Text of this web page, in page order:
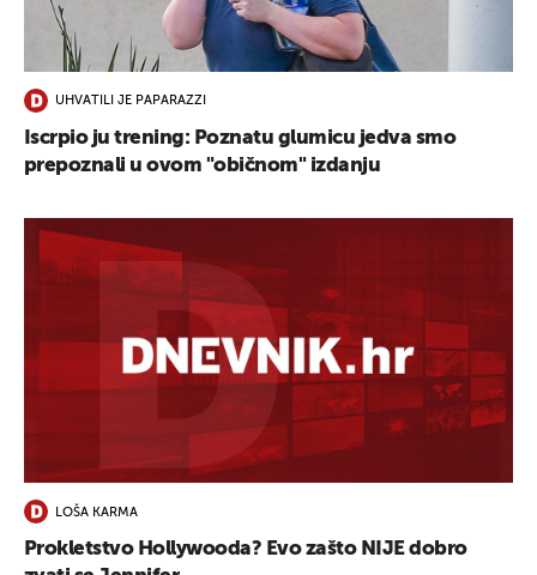
UHVATILI JE PAPARAZZI
Iscrpio ju trening: Poznatu glumicu jedva smo
prepoznali u ovom "običnom" izdanju
LOŠA KARMA
Prokletstvo Hollywooda? Evo zašto NIJE dobro